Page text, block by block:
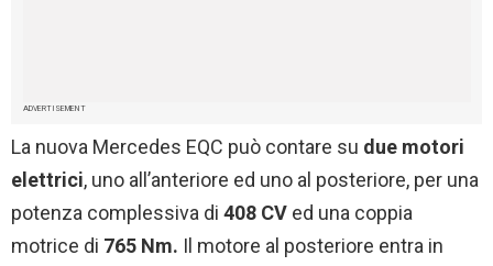
ADVERTISEMENT
La nuova Mercedes EQC può contare su due motori
elettrici, uno all’anteriore ed uno al posteriore, per una
potenza complessiva di 408 CV ed una coppia
motrice di 765 Nm. Il motore al posteriore entra in